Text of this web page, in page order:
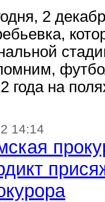
2
года на
14:14